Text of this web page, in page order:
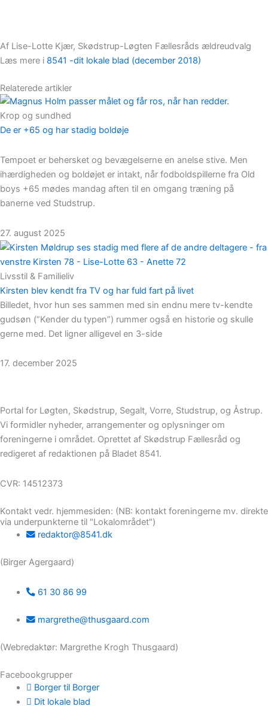
Af Lise-Lotte Kjær, Skødstrup-Løgten Fællesråds ældreudvalg
Læs mere i 8541 -dit lokale blad (december 2018)
Relaterede artikler
Krop og sundhed
De er +65 og har stadig boldøje
Tempoet er behersket og bevægelserne en anelse stive. Men
ihærdigheden og boldøjet er intakt, når fodboldspillerne fra Old
boys +65 mødes mandag aften til en omgang træning på
banerne ved Studstrup.
27. august 2025
Livsstil & Familieliv
Kirsten blev kendt fra TV og har fuld fart på livet
Billedet, hvor hun ses sammen med sin endnu mere tv-kendte
gudsøn (”Kender du typen”) rummer også en historie og skulle
gerne med. Det ligner alligevel en 3-side
17. december 2025
Portal for Løgten, Skødstrup, Segalt, Vorre, Studstrup, og Åstrup.
Vi formidler nyheder, arrangementer og oplysninger om
foreningerne i området. Oprettet af Skødstrup Fællesråd og
redigeret af redaktionen på Bladet 8541.
CVR: 14512373
Kontakt vedr. hjemmesiden: (NB: kontakt foreningerne mv. direkte
via underpunkterne til "Lokalområdet")
redaktor@8541.dk
(Birger Agergaard)
61 30 86 99
margrethe@thusgaard.com
(Webredaktør: Margrethe Krogh Thusgaard)
Facebookgrupper
Borger til Borger
Dit lokale blad